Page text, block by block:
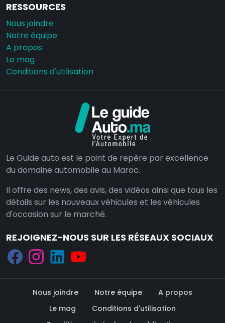
RESSOURCES
Nous joindre
Notre équipe
A propos
Le mag
Conditions d'utilisation
Le Guide auto est le point de repère par excellence
du domaine automobile au Maroc.
Il offre des news, des avis, des vidéos ainsi que tous les
détails sur les nouveaux véhicules et les véhicules
d'occasion sur le marché.
REJOIGNEZ-NOUS SUR LES RÉSEAUX SOCIAUX
Nous joindre Notre équipe
A propos
Le mag
Conditions d'utilisation